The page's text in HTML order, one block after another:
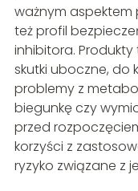
ważnym aspektem
też profil
inhibitora.
skutki uboczne, do
problemy z
biegunkę czy
przed
korzyści z
ryzyko związane z